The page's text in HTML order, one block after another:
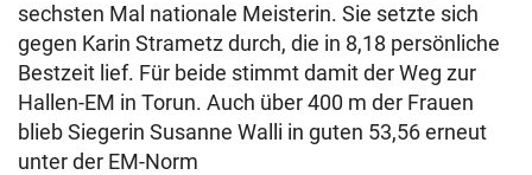
sechsten Mal nationale Meisterin. Sie setzte sich
gegen Karin Strametz durch, die in 8,18 persönliche
Bestzeit lief. Für beide stimmt damit der Weg zur
Hallen-EM in Torun. Auch über 400 m der Frauen
blieb Siegerin Susanne Walli in guten 53,56 erneut
unter der EM-Norm